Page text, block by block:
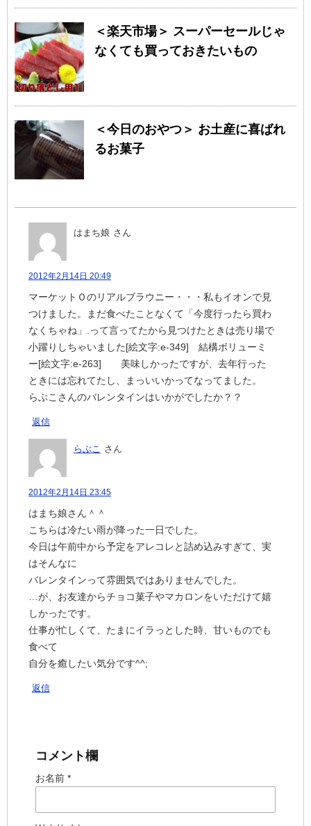
＜楽天市場＞ スーパーセールじゃ
なくても買っておきたいもの
＜今日のおやつ＞ お土産に喜ばれ
るお菓子
はまち娘 さん
2012年2月14日 20:49
マーケットＯのリアルブラウニー・・・私もイオンで見
つけました。まだ食べたことなくて「今度行ったら買わ
なくちゃね」.って言ってたから見つけたときは売り場で
小躍りしちゃいました[絵文字:e-349] 結構ボリューミ
ー[絵文字:e-263] 美味しかったですが、去年行った
ときには忘れてたし、まっいいかってなってました。
らぶこさんのバレンタインはいかがでしたか？？
返信
らぶこ さん
2012年2月14日 23:45
はまち娘さん＾＾
こちらは冷たい雨が降った一日でした。
今日は午前中から予定をアレコレと詰め込みすぎて、実
はそんなに
バレンタインって雰囲気ではありませんでした。
…が、お友達からチョコ菓子やマカロンをいただけて嬉
しかったです。
仕事が忙しくて、たまにイラっとした時、甘いものでも
食べて
自分を癒したい気分です^^;
返信
コメント欄
お名前 *